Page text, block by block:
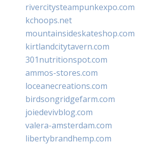
rivercitysteampunkexpo.com
kchoops.net
mountainsideskateshop.com
kirtlandcitytavern.com
301nutritionspot.com
ammos-stores.com
loceanecreations.com
birdsongridgefarm.com
joiedevivblog.com
valera-amsterdam.com
libertybrandhemp.com